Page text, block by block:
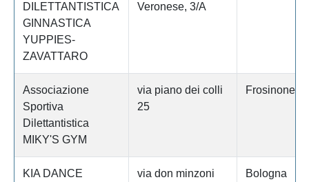
DILETTANTISTICA
GINNASTICA
YUPPIES-
ZAVATTARO
Veronese, 3/A
Associazione
Sportiva
Dilettantistica
MIKY'S GYM
via piano dei colli
25
Frosinone
KIA DANCE
via don minzoni Bologna